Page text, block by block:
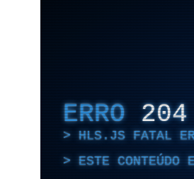
ERRO 204
HLS.JS FATAL
ESTE CONTEÚDO